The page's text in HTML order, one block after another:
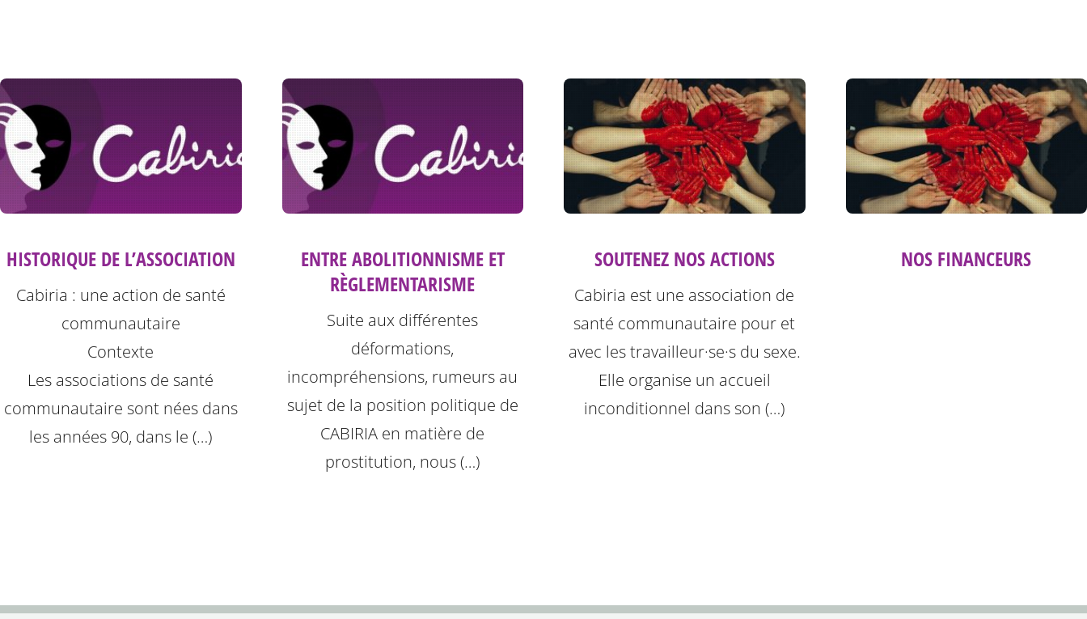
HISTORIQUE DE L’ASSOCIATION
Cabiria : une action de santé
communautaire
Contexte
Les associations de santé
communautaire sont nées dans
les années 90, dans le (…)
ENTRE ABOLITIONNISME ET
RÈGLEMENTARISME
Suite aux différentes
déformations,
incompréhensions, rumeurs au
sujet de la position politique de
CABIRIA en matière de
prostitution, nous (…)
SOUTENEZ NOS ACTIONS
Cabiria est une association de
santé communautaire pour et
avec les travailleur·se·s du sexe.
Elle organise un accueil
inconditionnel dans son (…)
NOS FINANCEURS